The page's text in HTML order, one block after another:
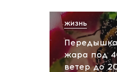
жара под
ветер до
ЖИЗНЬ